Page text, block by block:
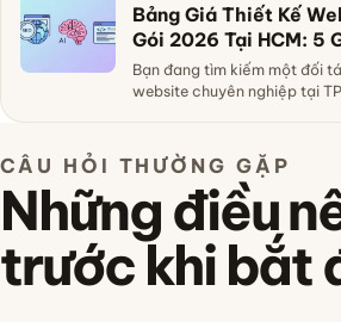
Bảng Giá Thiết Kế
Gói 2026 Tại HCM: 5
Triệu + Bảo Hành 3
Phát Sinh
Bạn đang tìm kiếm một đối
website chuyên nghiệp tại
CÂU HỎI THƯỜNG GẶP
Những điều
trước khi bắt